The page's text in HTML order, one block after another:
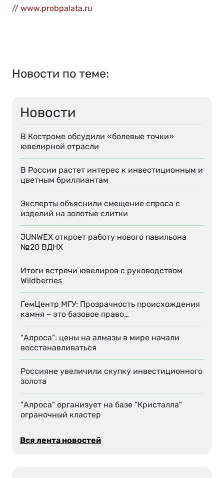
Новости
В Костроме обсудили «болевые точки»
ювелирной отрасли
В России растет интерес к инвестиционным и
цветным бриллиантам
Эксперты объяснили смещение спроса с
изделий на золотые слитки
JUNWEX откроет работу нового павильона
№20 ВДНХ
Итоги встречи ювелиров с руководством
Wildberries
ГемЦентр МГУ: Прозрачность происхождения
камня – это базовое право…
"Алроса": цены на алмазы в мире начали
восстанавливаться
Россияне увеличили скупку инвестиционного
золота
"Алроса" организует на базе "Кристалла"
ограночный кластер
Вся лента новостей
// www.probpalata.ru
Новости по теме: